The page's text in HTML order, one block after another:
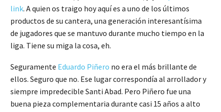
link. A quien os traigo hoy aquí es a uno de los últimos
productos de su cantera, una generación interesantísima
de jugadores que se mantuvo durante mucho tiempo en la
liga. Tiene su miga la cosa, eh.
Seguramente Eduardo Piñero no era el más brillante de
ellos. Seguro que no. Ese lugar correspondía al arrollador y
siempre impredecible Santi Abad. Pero Piñero fue una
buena pieza complementaria durante casi 15 años a alto